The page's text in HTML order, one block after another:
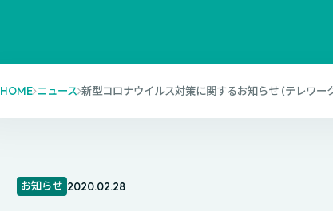
HOME ニュース 新型コロナウイルス対策に関するお知らせ (テレワー
お知らせ 2020.02.28